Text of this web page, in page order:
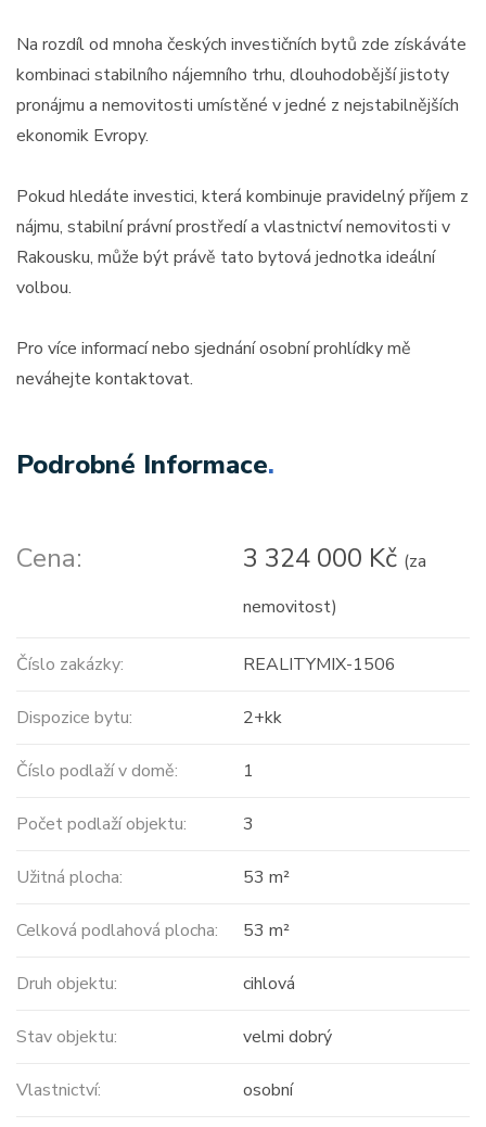
Na rozdíl od mnoha českých investičních bytů zde získáváte
kombinaci stabilního nájemního trhu, dlouhodobější jistoty
pronájmu a nemovitosti umístěné v jedné z nejstabilnějších
ekonomik Evropy.
Pokud hledáte investici, která kombinuje pravidelný příjem z
nájmu, stabilní právní prostředí a vlastnictví nemovitosti v
Rakousku, může být právě tato bytová jednotka ideální
volbou.
Pro více informací nebo sjednání osobní prohlídky mě
neváhejte kontaktovat.
Podrobné Informace.
Cena: 3 324 000 Kč (za
nemovitost)
Číslo zakázky: REALITYMIX-1506
Dispozice bytu: 2+kk
Číslo podlaží v domě: 1
Počet podlaží objektu: 3
Užitná plocha: 53 m²
Celková podlahová plocha: 53 m²
Druh objektu: cihlová
Stav objektu: velmi dobrý
Vlastnictví: osobní